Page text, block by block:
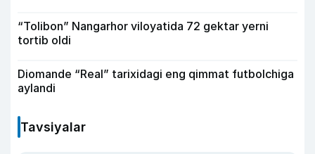
“Tolibon” Nangarhor viloyatida 72 gektar yerni
tortib oldi
Diomande “Real” tarixidagi eng qimmat futbolchiga
aylandi
Tavsiyalar